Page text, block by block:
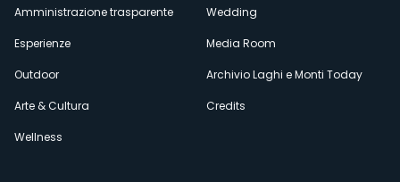
Amministrazione trasparente
Esperienze
Outdoor
Arte & Cultura
Wellness
Wedding
Media Room
Archivio Laghi e Monti Today
Credits